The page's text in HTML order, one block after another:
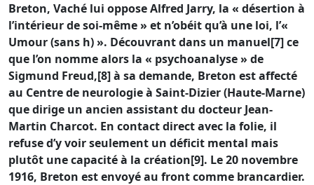
Breton, Vaché lui oppose Alfred Jarry, la « désertion à
l’intérieur de soi-même » et n’obéit qu’à une loi, l’«
Umour (sans h) ». Découvrant dans un manuel[7] ce
que l’on nomme alors la « psychoanalyse » de
Sigmund Freud,[8] à sa demande, Breton est affecté
au Centre de neurologie à Saint-Dizier (Haute-Marne)
que dirige un ancien assistant du docteur Jean-
Martin Charcot. En contact direct avec la folie, il
refuse d’y voir seulement un déficit mental mais
plutôt une capacité à la création[9]. Le 20 novembre
1916, Breton est envoyé au front comme brancardier.